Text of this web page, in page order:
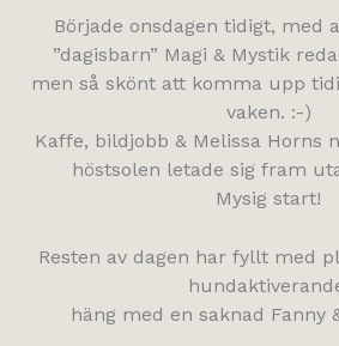
Började onsdagen tidigt, med
”dagisbarn” Magi & Mystik
men så skönt att komma upp
vaken. :-)
Kaffe, bildjobb & Melissa Horns
höstsolen letade sig fram
Mysig start!
Resten av dagen har fyllt med
häng med en saknad Fanny